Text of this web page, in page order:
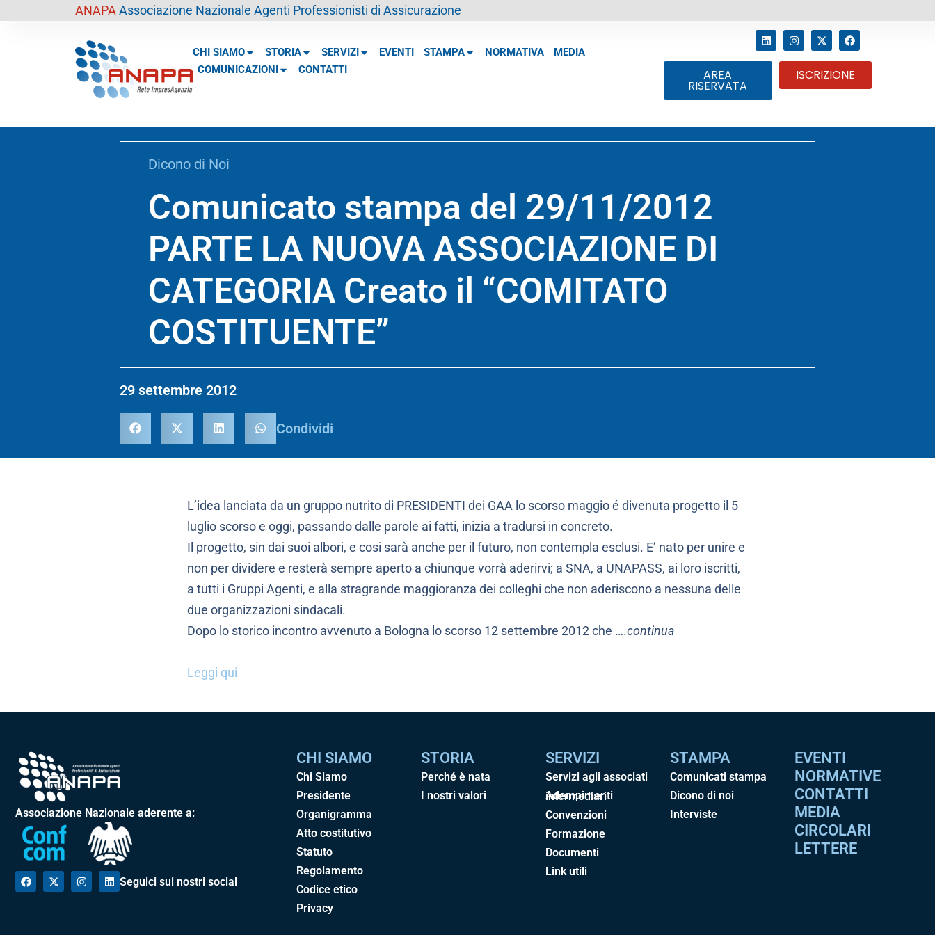
ANAPA Associazione Nazionale Agenti Professionisti di Assicurazione
CHI SIAMO STORIA SERVIZI EVENTI STAMPA NORMATIVA
MEDIA
COMUNICAZIONI
CONTATTI AREA
RISERVATA
ISCRIZIONE
Dicono di Noi
Comunicato stampa del 29/11/2012
PARTE LA NUOVA ASSOCIAZIONE DI
CATEGORIA Creato il “COMITATO
COSTITUENTE”
29 settembre 2012
Condividi
L’idea lanciata da un gruppo nutrito di PRESIDENTI dei GAA lo scorso maggio é divenuta progetto il 5
luglio scorso e oggi, passando dalle parole ai fatti, inizia a tradursi in concreto.
Il progetto, sin dai suoi albori, e cosi sarà anche per il futuro, non contempla esclusi. E’ nato per unire e
non per dividere e resterà sempre aperto a chiunque vorrà aderirvi; a SNA, a UNAPASS, ai loro iscritti,
a tutti i Gruppi Agenti, e alla stragrande maggioranza dei colleghi che non aderiscono a nessuna delle
due organizzazioni sindacali.
Dopo lo storico incontro avvenuto a Bologna lo scorso 12 settembre 2012 che ….continua
Leggi qui
Associazione Nazionale aderente a:
Seguici sui nostri social
CHI SIAMO
Chi Siamo
Presidente
Organigramma
Atto costitutivo
Statuto
Regolamento
Codice etico
Privacy
STORIA
Perché è nata
I nostri valori
SERVIZI
Servizi agli associati
Adempimenti intermediari
Convenzioni
Formazione
Documenti
Link utili
STAMPA
Comunicati stampa
Dicono di noi
Interviste
EVENTI
NORMATIVE
CONTATTI
MEDIA
CIRCOLARI
LETTERE